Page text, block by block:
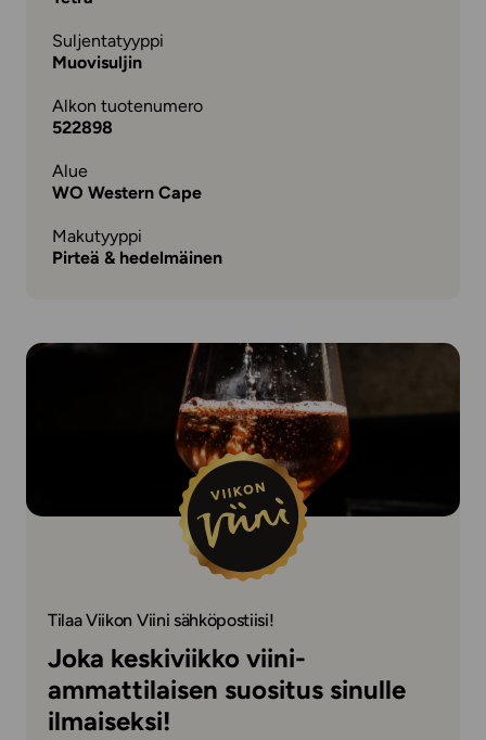
Suljentatyyppi
Muovisuljin
Alkon tuotenumero
522898
Alue
WO Western Cape
Makutyyppi
Pirteä & hedelmäinen
Tilaa Viikon Viini sähköpostiisi!
Joka keskiviikko viini-
ammattilaisen suositus sinulle
ilmaiseksi!